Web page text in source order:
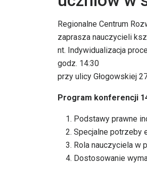
Regionalne Centrum
zaprasza nauczycieli
nt. Indywidualizacja
godz. 14:30
przy ulicy Głogowskiej
Program konferencji
Podstawy prawne
Specjalne potrzeby
Rola nauczyciela w
Dostosowanie